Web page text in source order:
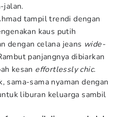
jalan.
tampil trendi dengan
kaus putih
dengan celana jeans wide-
panjangnya dibiarkan
kesan effortlessly chic.
sama-sama nyaman dengan
liburan keluarga sambil